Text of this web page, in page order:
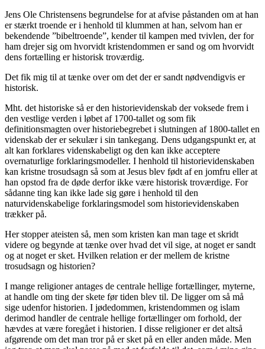
Jens Ole Christensens begrundelse for at afvise påstanden om at han
er stærkt troende er i henhold til klummen at han, selvom han er
bekendende ”bibeltroende”, kender til kampen med tvivlen, der for
ham drejer sig om hvorvidt kristendommen er sand og om hvorvidt
dens fortælling er historisk troværdig.
Det fik mig til at tænke over om det der er sandt nødvendigvis er
historisk.
Mht. det historiske så er den historievidenskab der voksede frem i
den vestlige verden i løbet af 1700-tallet og som fik
definitionsmagten over historiebegrebet i slutningen af 1800-tallet en
videnskab der er sekulær i sin tankegang. Dens udgangspunkt er, at
alt kan forklares videnskabeligt og den kan ikke acceptere
overnaturlige forklaringsmodeller. I henhold til historievidenskaben
kan kristne trosudsagn så som at Jesus blev født af en jomfru eller at
han opstod fra de døde derfor ikke være historisk troværdige. For
sådanne ting kan ikke lade sig gøre i henhold til den
naturvidenskabelige forklaringsmodel som historievidenskaben
trækker på.
Her stopper ateisten så, men som kristen kan man tage et skridt
videre og begynde at tænke over hvad det vil sige, at noget er sandt
og at noget er sket. Hvilken relation er der mellem de kristne
trosudsagn og historien?
I mange religioner antages de centrale hellige fortællinger, myterne,
at handle om ting der skete før tiden blev til. De ligger om så må
sige udenfor historien. I jødedommen, kristendommen og islam
derimod handler de centrale hellige fortællinger om forhold, der
hævdes at være foregået i historien. I disse religioner er det altså
afgørende om det man tror på er sket på en eller anden måde. Men